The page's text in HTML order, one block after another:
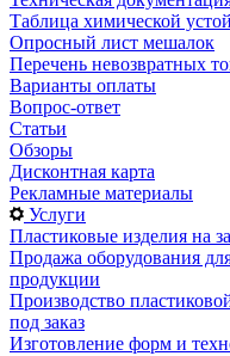
Таблица химической
Опросный лист мешалок
Перечень невозвратных
Варианты оплаты
Вопрос-ответ
Статьи
Обзоры
Дисконтная карта
Рекламные материалы
Услуги
Пластиковые изделия на
Продажа оборудования
продукции
Производство
под заказ
Изготовление форм и